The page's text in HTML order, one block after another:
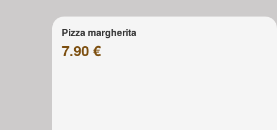
Pizza margherita
7.90 €